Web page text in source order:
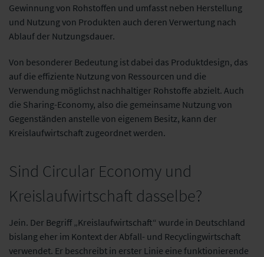
Gewinnung von Rohstoffen und umfasst neben Herstellung
und Nutzung von Produkten auch deren Verwertung nach
Ablauf der Nutzungsdauer.
Von besonderer Bedeutung ist dabei das Produktdesign, das
auf die effiziente Nutzung von Ressourcen und die
Verwendung möglichst nachhaltiger Rohstoffe abzielt. Auch
die Sharing-Economy, also die gemeinsame Nutzung von
Gegenständen anstelle von eigenem Besitz, kann der
Kreislaufwirtschaft zugeordnet werden.
Sind Circular Economy und
Kreislaufwirtschaft dasselbe?
Jein. Der Begriff „Kreislaufwirtschaft“ wurde in Deutschland
bislang eher im Kontext der Abfall- und Recyclingwirtschaft
verwendet. Er beschreibt in erster Linie eine funktionierende